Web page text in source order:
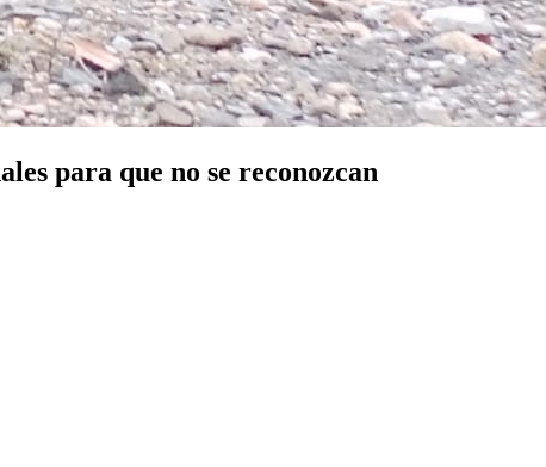
para que no se reconozcan